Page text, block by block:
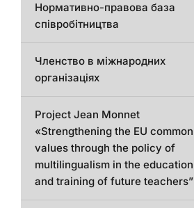
Нормативно-правова база
співробітництва
Членство в міжнародних
організаціях
Project Jean Monnet
«Strengthening the EU common
values through the policy of
multilingualism in the education
and training of future teachers”